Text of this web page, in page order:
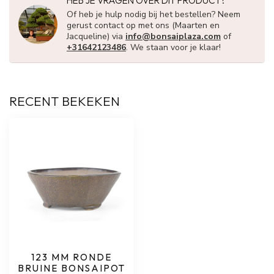
Of heb je hulp nodig bij het bestellen? Neem
gerust contact op met ons (Maarten en
Jacqueline) via info@bonsaiplaza.com of
+31642123486. We staan voor je klaar!
RECENT BEKEKEN
123 MM RONDE
BRUINE BONSAIPOT